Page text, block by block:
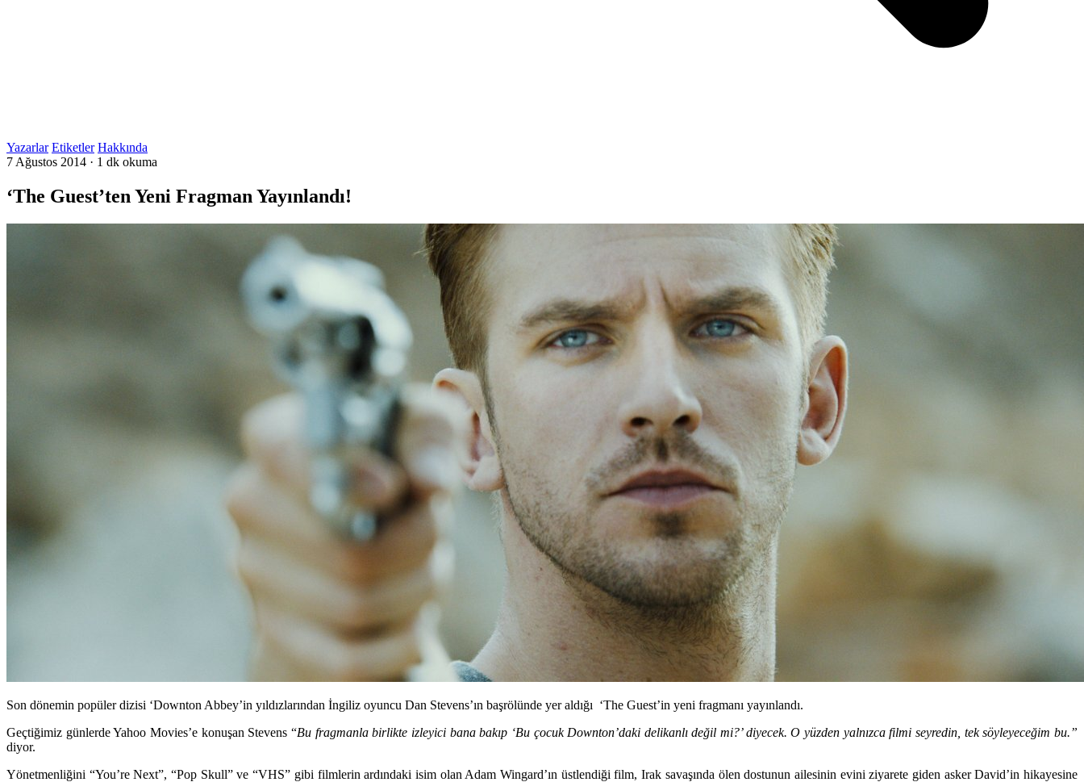
Yazarlar Etiketler Hakkında
7 Ağustos 2014 · 1 dk okuma
‘The Guest’ten Yeni Fragman Yayınlandı!
Son dönemin popüler dizisi ‘Downton Abbey’in yıldızlarından İngiliz oyuncu Dan Stevens’ın başrölünde yer aldığı ‘The Guest’in yeni fragmanı yayınlandı.
Geçtiğimiz günlerde Yahoo Movies’e konuşan Stevens “Bu fragmanla birlikte izleyici bana bakıp ‘Bu çocuk Downton’daki delikanlı değil mi?’ diyecek. O yüzden yalnızca filmi seyredin, tek söyleyeceğim bu.”
diyor.
Yönetmenliğini “You’re Next”, “Pop Skull”ve “VHS” gibi filmlerin ardındaki isim olan Adam Wingard’ın üstlendiği film, Irak savaşında ölen dostunun ailesinin evini ziyarete giden asker David’in hikayesine